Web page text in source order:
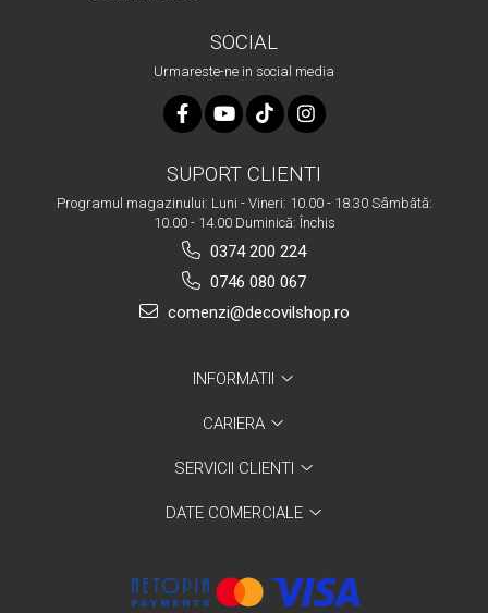
SOCIAL
Urmareste-ne in social media
SUPORT CLIENTI
Programul magazinului: Luni - Vineri: 10.00 - 18.30 Sâmbătă:
10.00 - 14.00 Duminică: Închis
0374 200 224
0746 080 067
comenzi@decovilshop.ro
INFORMATII
CARIERA
SERVICII CLIENTI
DATE COMERCIALE